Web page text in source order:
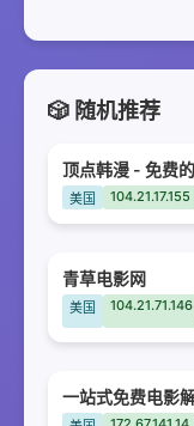
🎲 随机推荐
顶点韩漫 - 免费
美国 104.21.17.155
青草电影网
美国 104.21.71.146
一站式免费电影